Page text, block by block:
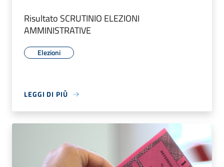
Risultato SCRUTINIO ELEZIONI
AMMINISTRATIVE
Elezioni
LEGGI DI PIÙ